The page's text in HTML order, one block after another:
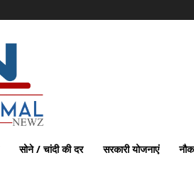
सोने / चांदी की दर सरकारी योजनाएं